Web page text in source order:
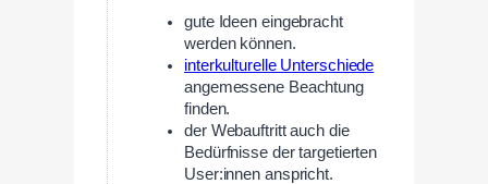
gute Ideen eingebracht
werden können.
interkulturelle Unterschiede
angemessene Beachtung
finden.
der Webauftritt auch die
Bedürfnisse der targetierten
User:innen anspricht.